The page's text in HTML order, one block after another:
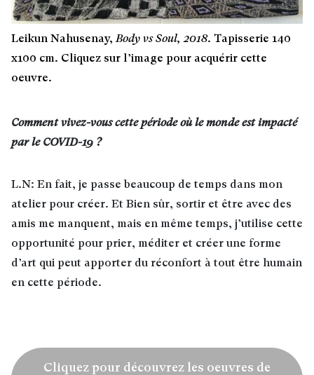
Leikun Nahusenay,Body vs Soul, 2018. Tapisserie 140
x100 cm. Cliquez sur l’image pour acquérir cette
oeuvre.
Comment vivez-vous cette période où le monde est impacté
par le COVID-19 ?
L.N: En fait, je passe beaucoup de temps dans mon
atelier pour créer. Et Bien sûr, sortir et être avec des
amis me manquent, mais en même temps, j’utilise cette
opportunité pour prier, méditer et créer une forme
d’art qui peut apporter du réconfort à tout être humain
en cette période.
Cliquez pour découvrez les oeuvres de